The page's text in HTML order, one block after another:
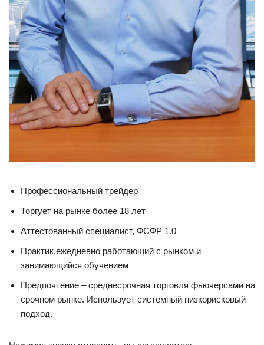
Профессиональный трейдер
Торгует на рынке более 18 лет
Аттестованный специалист, ФСФР 1.0
Практик,ежедневно работающий с рынком и
занимающийся обучением
Предпочтение – среднесрочная торговля фьючерсами на
срочном рынке. Использует системный низкорисковый
подход.